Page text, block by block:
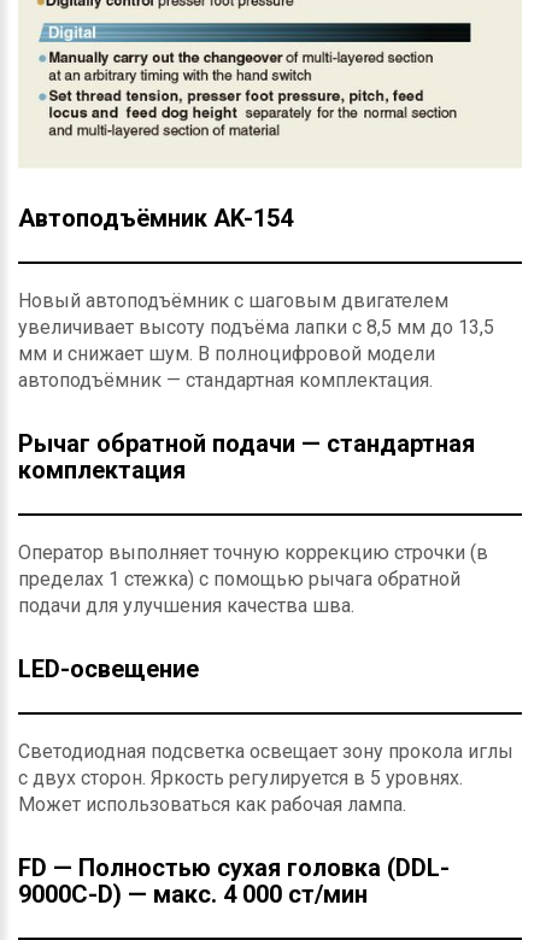
Автоподъёмник AK-154
Новый автоподъёмник с шаговым двигателем
увеличивает высоту подъёма лапки с 8,5 мм до 13,5
мм и снижает шум. В полноцифровой модели
автоподъёмник — стандартная комплектация.
Рычаг обратной подачи — стандартная
комплектация
Оператор выполняет точную коррекцию строчки (в
пределах 1 стежка) с помощью рычага обратной
подачи для улучшения качества шва.
LED-освещение
Светодиодная подсветка освещает зону прокола иглы
с двух сторон. Яркость регулируется в 5 уровнях.
Может использоваться как рабочая лампа.
FD — Полностью сухая головка (DDL-
9000C-D) — макс. 4 000 ст/мин